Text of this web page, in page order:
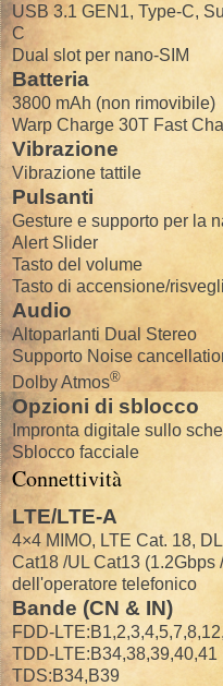
USB 3.1 GEN1, Type-C,
C
Dual slot per nano-SIM
Batteria
3800 mAh (non rimovibile)
Warp Charge 30T Fast
Vibrazione
Vibrazione tattile
Pulsanti
Gesture e supporto per la
Alert Slider
Tasto del volume
Tasto di accensione/
Audio
Altoparlanti Dual Stereo
Supporto Noise
Dolby Atmos®
Opzioni di sblocco
Impronta digitale sullo
Sblocco facciale
Connettività
LTE/LTE-A
4×4 MIMO, LTE Cat. 18,
Cat18 /UL Cat13 (1.2Gbps
dell'operatore telefonico
Bande (CN & IN)
FDD-
TDD-LTE:B34,38,39,40,41
TDS:B34,B39